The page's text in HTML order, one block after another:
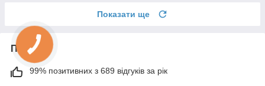
Показати ще
Про нас
99% позитивних з 689 відгуків за рік